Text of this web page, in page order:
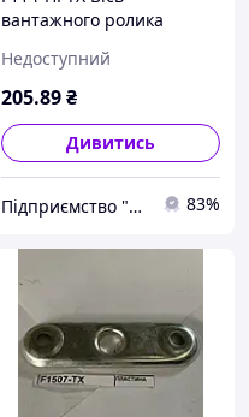
вантажного ролика
гідравлічної візки Hu-lift
HP-20, HP-25, HP-30, TX-20,
Недоступний
205.89₴
Дивитись
Підприємство "Стандарт" 83%